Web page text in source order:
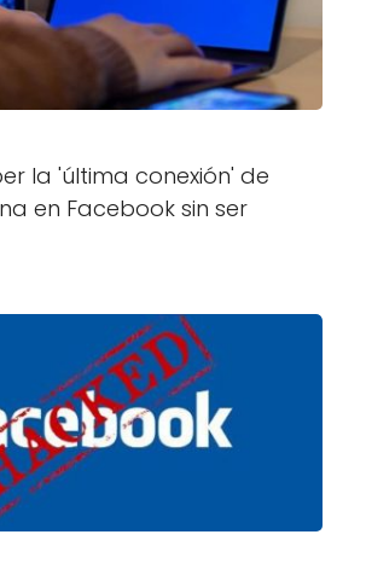
la 'última conexión' de
en Facebook sin ser